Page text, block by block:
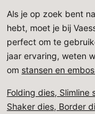
Als je op zoek bent
hebt, moet je bij
perfect om te
jaar ervaring, weten
om stansen en
Folding dies, Slimline
Shaker dies, Border